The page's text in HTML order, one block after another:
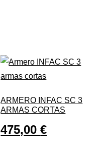
ARMERO INFAC SC 3
ARMAS CORTAS
475,00€